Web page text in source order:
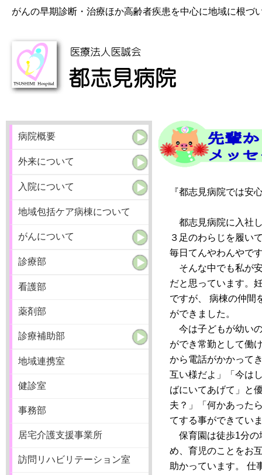
がんの早期診断・治療ほか高齢者疾患を中心に地域に根づ
病院概要
外来について
入院について
地域包括ケア病棟について
がんについて
診療部
看護部
薬剤部
診療補助部
地域連携室
健診室
事務部
居宅介護支援事業所
訪問リハビリテーション室
『都志見病院では安
都志見病院に入社
３足のわらじを履い
毎日てんやわんやで
そんな中でも私が
だと思っています。
ですが、 病棟の仲間
ができました。
今は子どもが幼い
ができ常勤として働
から電話がかかって
互い様だよ」「今は
ばにいてあげて」と
夫？」「何かあった
てする事ができてい
保育園は徒歩1分の
め、育児のことをお
助かっています。 仕